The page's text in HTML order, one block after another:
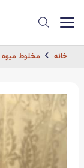
خانه مخلوط میوه